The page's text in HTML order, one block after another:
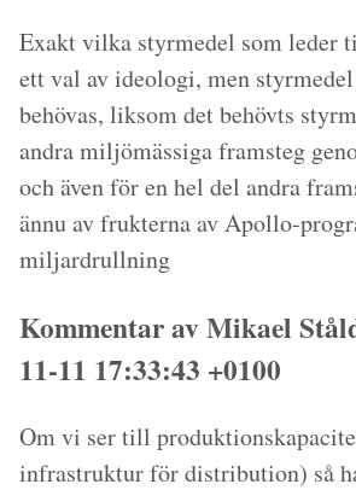
Exakt vilka styrmedel som leder
ett val av ideologi, men
behövas, liksom det behövts
andra miljömässiga framsteg
och även för en hel del andra
ännu av frukterna av Apollo-
miljardrullning
Kommentar av Mikael
11-11 17:33:43 +0100
Om vi ser till
infrastruktur för distribution) så